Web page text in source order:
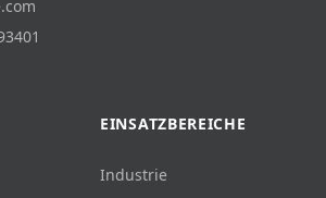
EINSATZBEREICHE
Industrie